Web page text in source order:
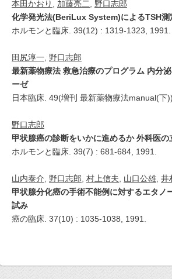
本田かおり , 加藤亮二, 野口志郎
化学発光法(BeriLux System)によるTSH測
ホルモンと臨床. 39(12) : 1319-1323, 1991.
田尻淳一 野口志郎
最新薬物療法 救急治療のプログラム 内分
ーゼ
日本臨床. 49(増刊 最新薬物療法manual(下
野口志郎
甲状腺癌の診断をいかに進めるか 外科医の
ホルモンと臨床. 39(7) : 681-684, 1991.
山内泰介 野口志郎 村上信夫 山口公雄 井
甲状腺分化癌の手術不能例に対するエタノ
試み
癌の臨床. 37(10) : 1035-1038, 1991.